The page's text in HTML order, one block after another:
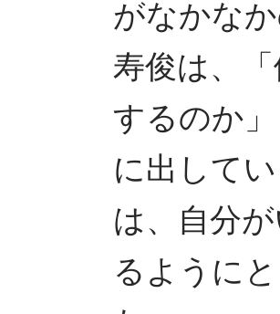
がなかな
寿俊は、
するのか
に出して
は、自分
るように